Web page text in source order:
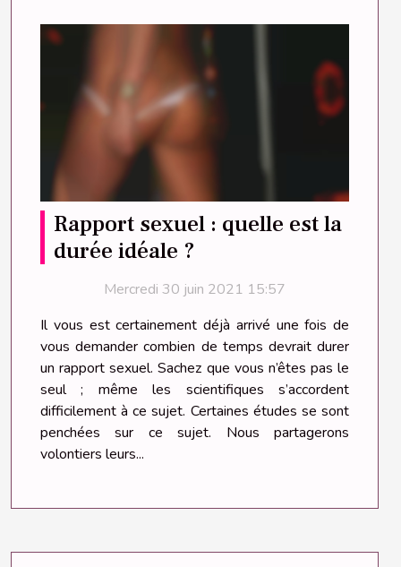
Rapport sexuel : quelle est la
durée idéale ?
Mercredi 30 juin 2021 15:57
Il vous est certainement déjà arrivé une fois de
vous demander combien de temps devrait durer
un rapport sexuel. Sachez que vous n’êtes pas le
seul ; même les scientifiques s’accordent
difficilement à ce sujet. Certaines études se sont
penchées sur ce sujet. Nous partagerons
volontiers leurs...